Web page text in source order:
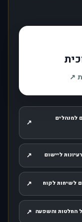
↗
למנהלים
↗
ליישום ↗
לשיחות לקוח ↗
החלטות והשפעה ↗